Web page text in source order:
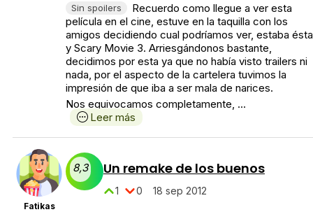
Sin spoilers
Recuerdo como llegue a ver esta
película en el cine, estuve en la taquilla con los
amigos decidiendo cual podríamos ver, estaba ésta
y Scary Movie 3. Arriesgándonos bastante,
decidimos por esta ya que no había visto trailers ni
nada, por el aspecto de la cartelera tuvimos la
impresión de que iba a ser mala de narices.
Nos equivocamos completamente, ...
Leer más
Fatikas
8,3 Un remake de los buenos
1 0 18 sep 2012